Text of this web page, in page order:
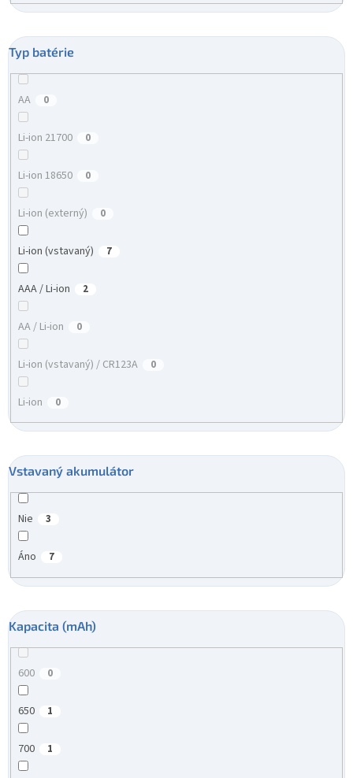
Typ batérie
AA 0
Li-ion 21700 0
Li-ion 18650 0
Li-ion (externý) 0
Li-ion (vstavaný) 7
AAA / Li-ion 2
AA / Li-ion 0
Li-ion (vstavaný) / CR123A 0
Li-ion 0
Vstavaný akumulátor
Nie 3
Áno 7
Kapacita (mAh)
600 0
650 1
700 1